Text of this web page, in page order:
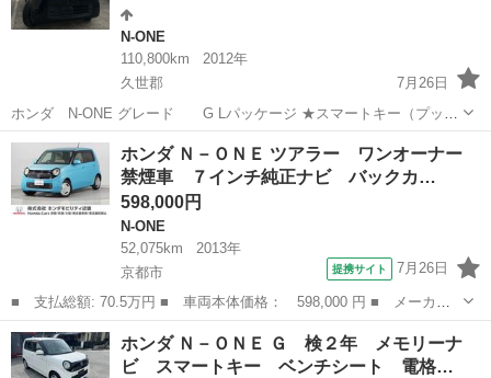
N-ONE
110,800km
2012年
久世郡
7月26日
ホンダ N-ONE グレード G Lパッケージ ★スマートキー（プッシ
ュスタート） ★Bluetooth搭載（オーディオ） ★電格ミラー ★バック
カメラ ★純正ホイルキャップ ...
京都 久世郡 N-ONE
ホンダ Ｎ－ＯＮＥ ツアラー ワンオーナー
禁煙車 ７インチ純正ナビ バックカ…
598,000円
N-ONE
52,075km
2013年
京都市
提携サイト 7月26日
■ 支払総額: 70.5万円 ■ 車両本体価格： 598,000 円 ■ メーカー
名： ホンダ ■ 車種名： Ｎ－ＯＮＥ ■ グレード名： ツアラ
ー ワンオーナー 禁煙車 ７インチ純正ナビ バックカメラ ＥＴ
Ｃ ターボ ワ...
京都 京都市 N-ONE
ホンダ Ｎ－ＯＮＥ Ｇ 検２年 メモリーナ
ビ スマートキー ベンチシート 電格…